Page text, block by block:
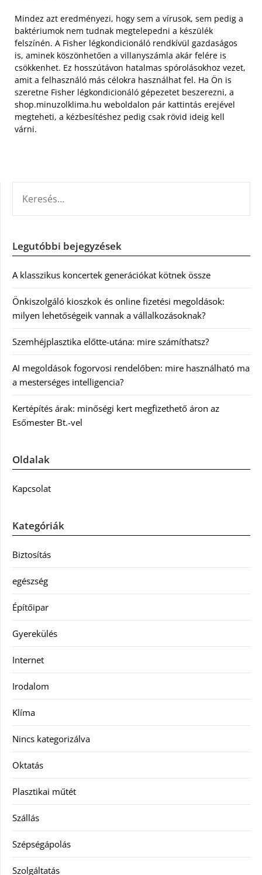
Mindez azt eredményezi, hogy sem a vírusok, sem pedig a
baktériumok nem tudnak megtelepedni a készülék
felszínén. A Fisher légkondicionáló rendkívül gazdaságos
is, aminek köszönhetően a villanyszámla akár felére is
csökkenhet. Ez hosszútávon hatalmas spórolásokhoz vezet,
amit a felhasználó más célokra használhat fel. Ha Ön is
szeretne Fisher légkondicionáló gépezetet beszerezni, a
shop.minuzolklima.hu weboldalon pár kattintás erejével
megteheti, a kézbesítéshez pedig csak rövid ideig kell
várni.
Legutóbbi bejegyzések
A klasszikus koncertek generációkat kötnek össze
Önkiszolgáló kioszkok és online fizetési megoldások:
milyen lehetőségeik vannak a vállalkozásoknak?
Szemhéjplasztika előtte-utána: mire számíthatsz?
AI megoldások fogorvosi rendelőben: mire használható ma
a mesterséges intelligencia?
Kertépítés árak: minőségi kert megfizethető áron az
Esőmester Bt.-vel
Oldalak
Kapcsolat
Kategóriák
Biztosítás
egészség
Építőipar
Gyerekülés
Internet
Irodalom
Klíma
Nincs kategorizálva
Oktatás
Plasztikai műtét
Szállás
Szépségápolás
Szolgáltatás